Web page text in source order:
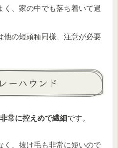
く、家の中でも落ち着いて過
他の短頭種同様、注意が必要
ーハウンド
常に控えめで繊細です。
く、抜け毛も非常に短いので